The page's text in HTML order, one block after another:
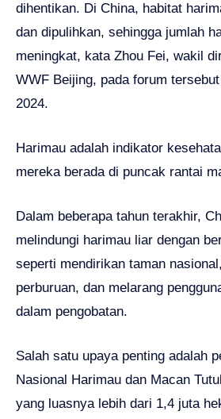
dihentikan. Di China, habitat
dan dipulihkan, sehingga jumlah
meningkat, kata Zhou Fei, wakil
WWF Beijing, pada forum
2024.
Harimau adalah indikator
mereka berada di puncak rantai
Dalam beberapa tahun terakhir,
melindungi harimau liar dengan
seperti mendirikan taman
perburuan, dan melarang
dalam pengobatan.
Salah satu upaya penting adalah
Nasional Harimau dan Macan
yang luasnya lebih dari 1,4 juta